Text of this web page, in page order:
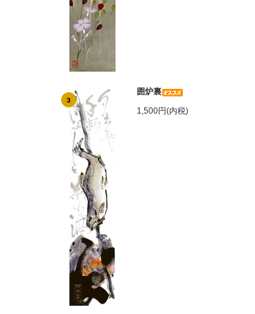
3
囲炉裏
1,500円(内税)